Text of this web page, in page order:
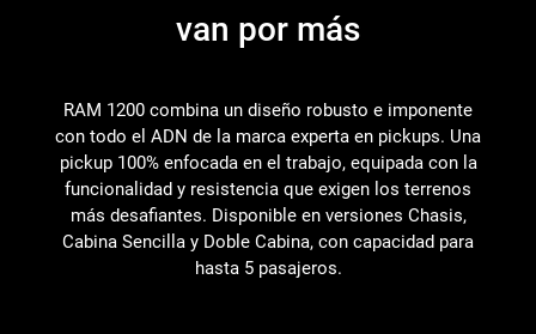
van por más
RAM 1200 combina un diseño robusto e imponente
con todo el ADN de la marca experta en pickups. Una
pickup 100% enfocada en el trabajo, equipada con la
funcionalidad y resistencia que exigen los terrenos
más desafiantes. Disponible en versiones Chasis,
Cabina Sencilla y Doble Cabina, con capacidad para
hasta 5 pasajeros.